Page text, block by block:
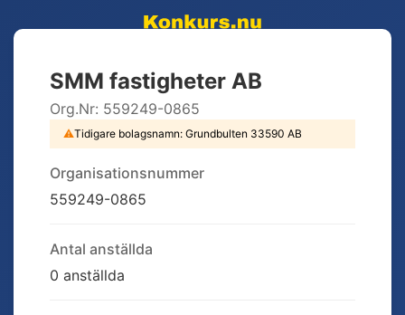
SMM fastigheter AB
Org.Nr: 559249-0865
⚠Tidigare bolagsnamn: Grundbulten 33590 AB
Organisationsnummer
559249-0865
Antal anställda
0 anställda